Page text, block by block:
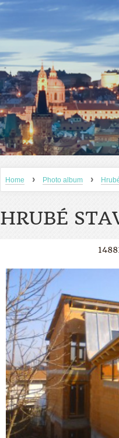
Home › Photo album ›
HRUBÉ